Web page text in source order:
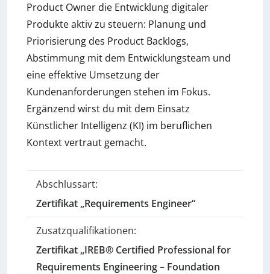
Product Owner die Entwicklung digitaler
Produkte aktiv zu steuern: Planung und
Priorisierung des Product Backlogs,
Abstimmung mit dem Entwicklungsteam und
eine effektive Umsetzung der
Kundenanforderungen stehen im Fokus.
Ergänzend wirst du mit dem Einsatz
Künstlicher Intelligenz (KI) im beruflichen
Kontext vertraut gemacht.
Abschlussart:
Zertifikat „Requirements Engineer“
Zusatzqualifikationen:
Zertifikat „IREB® Certified Professional for
Requirements Engineering – Foundation